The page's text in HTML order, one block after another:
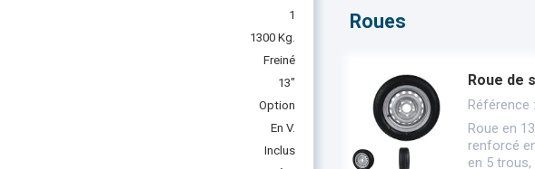
1
1300 Kg.
Freiné
13"
Option
En V.
Inclus
Roues
Roue de
Référence
Roue en
renforcé
en 5